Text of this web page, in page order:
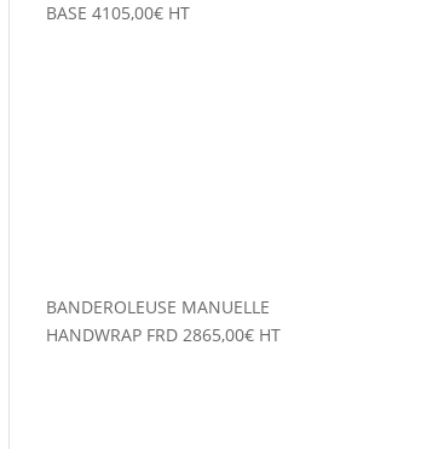
BASE 4105,00€ HT
BANDEROLEUSE MANUELLE
HANDWRAP FRD 2865,00€ HT